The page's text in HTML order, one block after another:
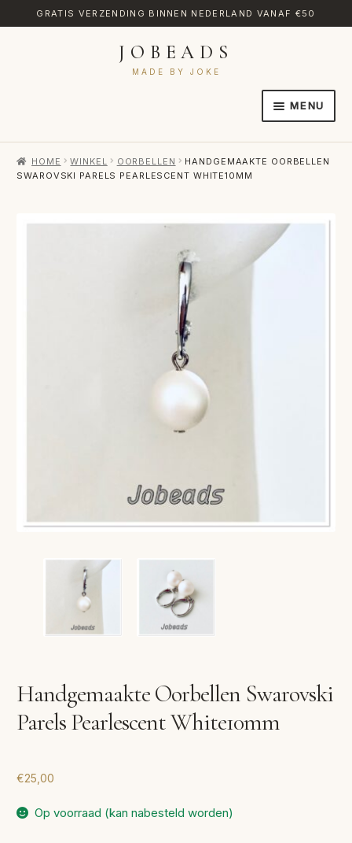
GRATIS VERZENDING BINNEN NEDERLAND VANAF €50
JOBEADS
MADE BY JOKE
MENU
AFREKENEN
HOME WINKEL OORBELLEN
HANDGEMAAKTE OORBELLEN
SWAROVSKI PARELS PEARLESCENT WHITE10MM
Handgemaakte Oorbellen Swarovski
Parels Pearlescent White10mm
€25,00
Op voorraad (kan nabesteld worden)